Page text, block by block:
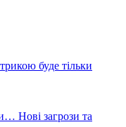
буде тільки
Нові загрози та